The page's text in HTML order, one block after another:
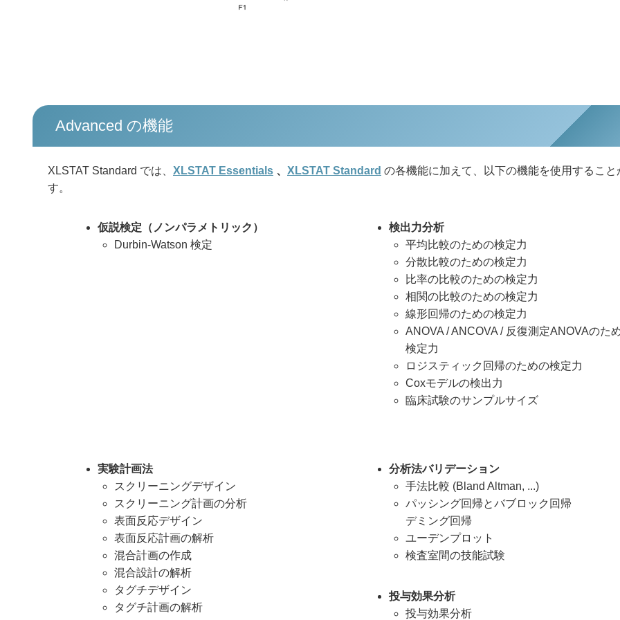
Advanced の機能
XLSTAT Standard では、 XLSTAT Essentials 、 XLSTAT Standard の各機能に加えて、以下の機能を使用すること
す。
仮説検定（ノンパラメトリック）
Durbin-Watson 検定
検出力分析
平均比較のための検定力
分散比較のための検定力
比率の比較のための検定力
相関の比較のための検定力
線形回帰のための検定力
ANOVA / ANCOVA / 反復測定ANOVAのた
検定力
ロジスティック回帰のための検定力
Coxモデルの検出力
臨床試験のサンプルサイズ
実験計画法
スクリーニングデザイン
スクリーニング計画の分析
表面反応デザイン
表面反応計画の解析
混合計画の作成
混合設計の解析
タグチデザイン
タグチ計画の解析
分析法バリデーション
手法比較 (Bland Altman, ...)
パッシング回帰とバブロック回帰
デミング回帰
ユーデンプロット
検査室間の技能試験
投与効果分析
投与効果分析